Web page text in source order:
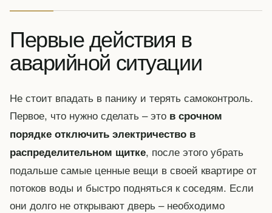
Первые действия в
аварийной ситуации
Не стоит впадать в панику и терять самоконтроль.
Первое, что нужно сделать – это в срочном
порядке отключить электричество в
распределительном щитке, после этого убрать
подальше самые ценные вещи в своей квартире от
потоков воды и быстро подняться к соседям. Если
они долго не открывают дверь – необходимо